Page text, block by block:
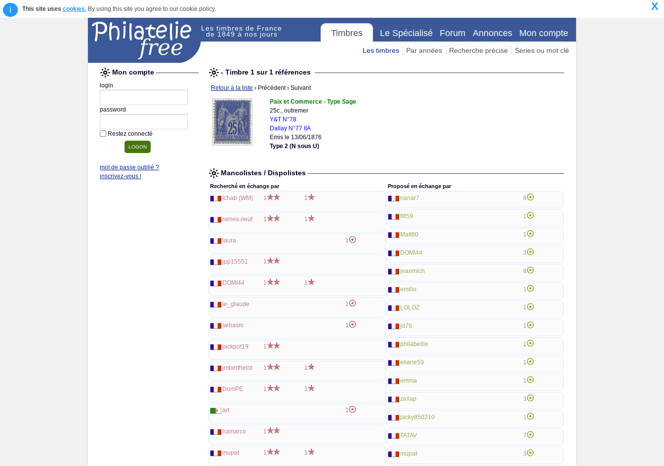
i This site uses cookies.By using this site you agree to our cookie policy. X
Les timbres de France
de 1849 à nos jours Timbres Le Spécialisé Forum Annonces Mon compte
Les timbres Par années Recherche précise Séries ou mot clé
Mon compte
login
password
Restez connecté
mot de passe oublié ?
inscrivez-vous !
- Timbre 1 sur 1 références
Retour à la liste › Précédent› Suivant
Paix et Commerce - Type Sage
25c., outremer
Y&T N°78
Dallay N°77 IIA
Emis le 13/06/1876
Type 2 (N sous U)
Mancolistes / Dispolistes
Recherché en échange par
lchab (WM) 1 1
nenes.neuf 1 1
laura 1
jpp15551 1
DOMI44 1 1
le_glaude 1
sebasm 1
jackpot19 1
jmberthelot 1 1
DomPE 1 1
art 1
hamarco 1
mupat 1 1
Proposé en échange par
nanar7 8
fifi59 1
Malt80 1
DOMI44 3
jeanmich 8
emilio 1
LOLOZ 1
jd76 1
philabeille 1
eliane59 1
emma 1
zellap 3
jacky850210 1
TATAV 7
mupat 3